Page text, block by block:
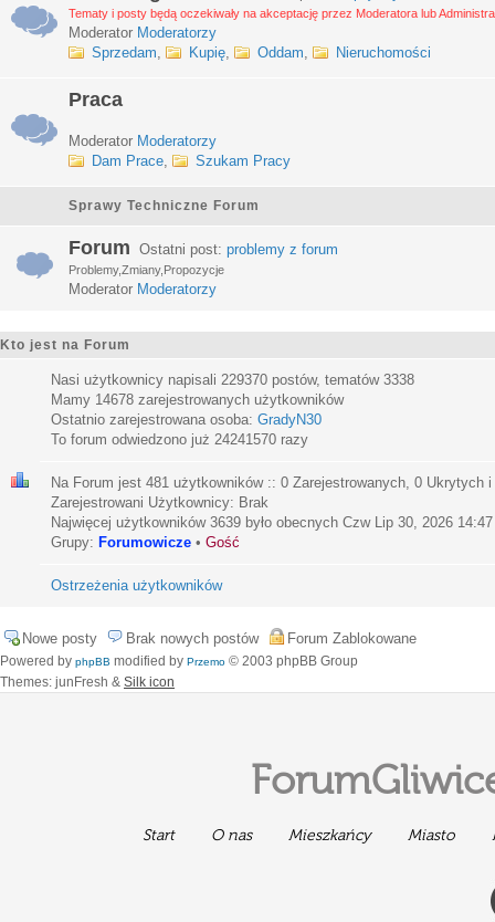
Tematy i posty będą oczekiwały na akceptację przez Moderatora lub
Moderator Moderatorzy
Sprzedam, Kupię, Oddam, Nieruchomości
Praca
Moderator Moderatorzy
Dam Prace, Szukam Pracy
Sprawy Techniczne Forum
Forum Ostatni post: problemy z forum
Problemy,Zmiany,Propozycje
Moderator Moderatorzy
Kto jest na Forum
Nasi użytkownicy napisali 229370 postów, tematów 3338
Mamy 14678 zarejestrowanych użytkowników
Ostatnio zarejestrowana osoba: GradyN30
To forum odwiedzono już 24241570 razy
Na Forum jest 481 użytkowników :: 0 Zarejestrowanych, 0 Ukrytych
Zarejestrowani Użytkownicy: Brak
Najwięcej użytkowników 3639 było obecnych Czw Lip 30, 2026 14:47
Grupy: Forumowicze • Gość
Ostrzeżenia użytkowników
Nowe posty Brak nowych postów Forum Zablokowane
Powered by phpBB modified by Przemo © 2003 phpBB Group
Themes: junFresh & Silk icon
Start O nas Mieszkańcy Miasto